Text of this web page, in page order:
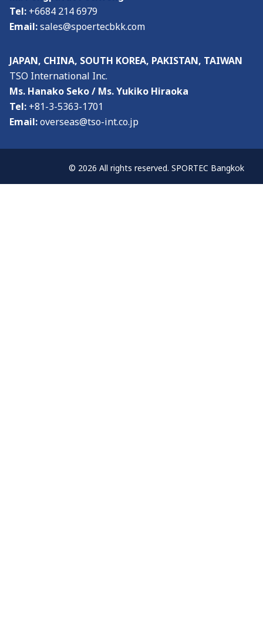
Tel: +6684 214 6979
Email:sales@spoertecbkk.com
JAPAN, CHINA, SOUTH KOREA, PAKISTAN, TAIWAN
TSO International Inc.
Ms. Hanako Seko / Ms. Yukiko Hiraoka
Tel: +81-3-5363-1701
Email:overseas@tso-int.co.jp
© 2026 All rights reserved. SPORTEC Bangkok